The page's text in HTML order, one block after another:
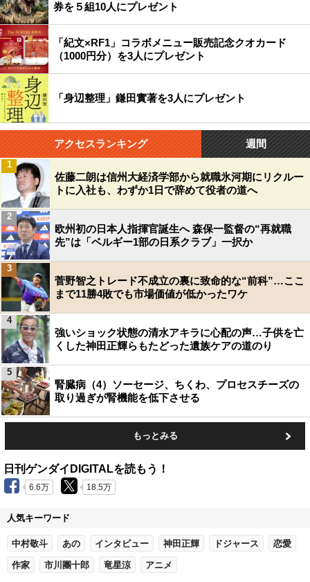
券を５組10人にプレゼント
「紀文×RF1」コラボメニュー販売記念クオカード
（1000円分）を3人にプレゼント
「身辺整理」鎌田實著を3人にプレゼント
アクセスランキング 週間
佐藤二朗は信州大経済学部から就職氷河期にリクルー
トに入社も、わずか1日で辞めて役者の道へ
1
欧州初の日本人指揮官誕生へ 森保一監督の“再就職
先”は「ベルギー1部の日系クラブ」一択か
2
菅野智之トレード不成立の裏に致命的な“前科”…ここ
まで11勝4敗でも市場価値が低かったワケ
3
強いショック状態の清水アキラに心配の声…子供を亡
くした神田正輝らもたどった遺族ケアの道のり
4
腎臓病（4）ソーセージ、ちくわ、プロセスチーズの
取り過ぎが腎機能を低下させる
5
もっとみる
日刊ゲンダイDIGITALを読もう！
6.6万 18.5万
人気キーワード
中村敬斗 あの インタビュー 神田正輝 ドジャース 恋愛
作家 市川團十郎 竜星涼 アニメ